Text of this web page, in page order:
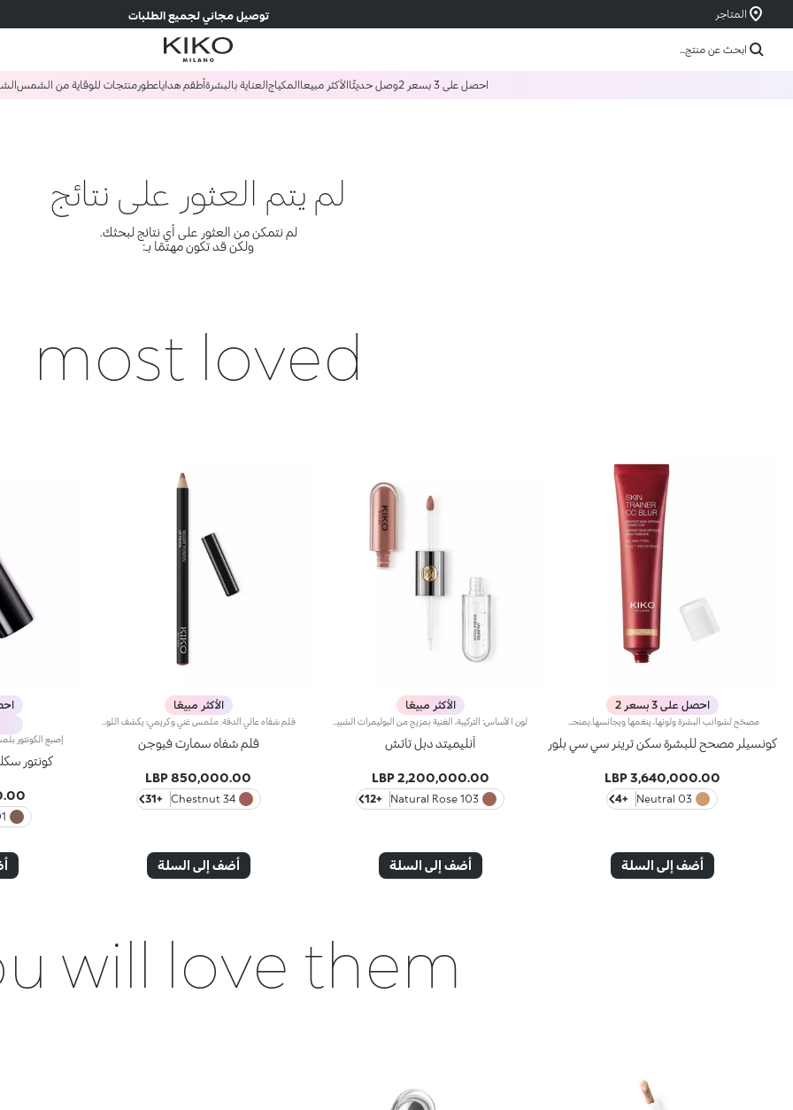
توصيل مجاني لجميع الطلبات المتاجر
ابحث عن منتج...
احصل على 3 بسعر 2 وصل حديثًاالأكثر مبيعاالمكياجالعناية بالبشرةأطقم هداياعطورمنتجات للوقاية من الشمس
لم يتم العثور على نتائج
لم نتمكن من العثور على أي نتائج لبحثك.
ولكن قد تكون مهتمًا بـ:
most loved
احصل على 3 بسعر 2
كونسيلر مصحح للبشرة سكن ترينر سي سي بلور
3,640,000.00 LBP
03 Neutral
+4
أضف إلى السلة
الأكثر مبيعًا
أنليميتد دبل تاتش
2,200,000.00 LBP
103 Natural Rose
+12
أضف إلى السلة
الأكثر مبيعًا
قلم شفاه سمارت فيوجن
850,000.00 LBP
34 Chestnut
+31
أضف إلى السلة
كونتور
LBP
will love them